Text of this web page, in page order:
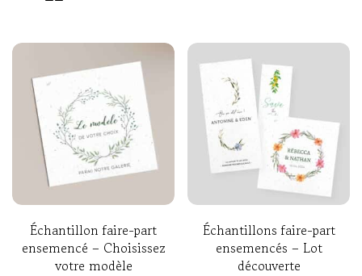
Échantillon faire-part
ensemencé – Choisissez
votre modèle
Échantillons faire-part
ensemencés – Lot
découverte